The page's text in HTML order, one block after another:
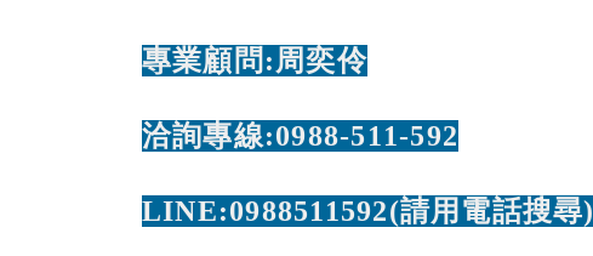
專業顧問:周奕伶
洽詢專線:0988-511-592
LINE:0988511592(請用電話搜尋)